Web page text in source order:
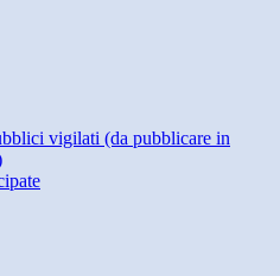
vigilati (da pubblicare in